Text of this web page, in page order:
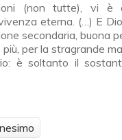
(non tutte), vi è
eterna. (…) E
secondaria, buona
per la stragrande
è soltanto il